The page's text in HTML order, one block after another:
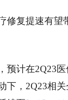
修复提速有望
预计在2Q23
下，2Q23相